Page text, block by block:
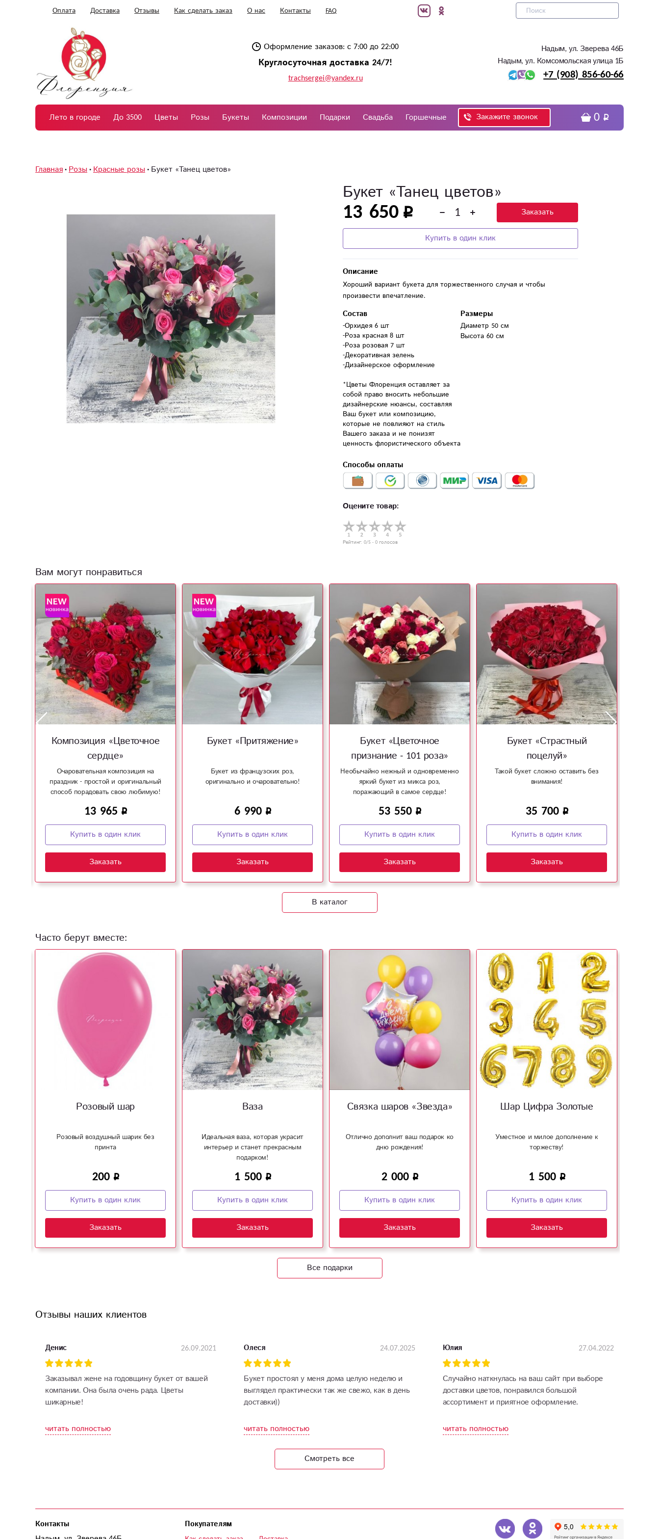
Оплата Доставка Отзывы Как сделать заказ О нас Контакты FAQ
Оформление заказов: с 7:00 до 22:00
Круглосуточная доставка 24/7!
trachsergei@yandex.ru
Надым, ул. Зверева 46Б
Надым, ул. Комсомольская улица 1Б
+7 (908) 856-60-66
Лето в городе До 3500 Цветы Розы Букеты Композиции Подарки Свадьба Горшечные Закажите звонок 0
Главная Розы Красные розы Букет «Танец цветов»
Букет «Танец цветов»
13 650 Заказать
Купить в один клик
Описание
Хороший вариант букета для торжественного случая и чтобы
произвести впечатление.
Состав
-Орхидея 6 шт
-Роза красная 8 шт
-Роза розовая 7 шт
-Декоративная зелень
-Дизайнерское оформление
*Цветы Флоренция оставляет за
собой право вносить небольшие
дизайнерские нюансы, составляя
Ваш букет или композицию,
которые не повлияют на стиль
Вашего заказа и не понизят
ценность флористического объекта
Размеры
Диаметр 50 см
Высота 60 см
Способы оплаты
Оцените товар:
Рейтинг: 0/5 - 0 голосов
Вам могут понравиться
Композиция «Цветочное
сердце»
Очаровательная композиция на
праздник - простой и оригинальный
способ порадовать свою любимую!
13 965
Купить в один клик
Заказать
Букет «Притяжение»
Букет из французских роз,
оригинально и очаровательно!
6 990
Купить в один клик
Заказать
Букет «Цветочное
признание - 101 роза»
Необычайно нежный и одновременно
яркий букет из микса роз,
поражающий в самое сердце!
53 550
Купить в один клик
Заказать
Букет «Страстный
поцелуй»
Такой букет сложно оставить без
внимания!
35 700
Купить в один клик
Заказать
В каталог
Часто берут вместе:
Розовый шар
Розовый воздушный шарик без
принта
200
Купить в один клик
Заказать
Ваза
Идеальная ваза, которая украсит
интерьер и станет прекрасным
подарком!
1 500
Купить в один клик
Заказать
Связка шаров «Звезда»
Отлично дополнит ваш подарок ко
дню рождения!
2 000
Купить в один клик
Заказать
Шар Цифра Золотые
Уместное и милое дополнение к
торжеству!
1 500
Купить в один клик
Заказать
Все подарки
Отзывы наших клиентов
Денис 26.09.2021
Заказывал жене на годовщину букет от вашей
компании. Она была очень рада. Цветы
шикарные!
читать полностью
Олеся 24.07.2025
Букет простоял у меня дома целую неделю и
выглядел практически так же свежо, как в день
доставки))
читать полностью
Юлия 27.04.2022
Случайно наткнулась на ваш сайт при выборе
доставки цветов, понравился большой
ассортимент и приятное оформление.
открытка, цена приятно удивила.
читать полностью
Смотреть все
Контакты Покупателям